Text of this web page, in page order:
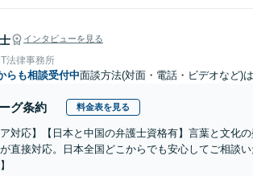
インタビューを見る
法律事務所
らも相談受付中面談方法(対面・電話・ビデオなど)
グ条約 料金表を見る
ア対応】【日本と中国の弁護士資格有】言葉と文化
直接対応。日本全国どこからでも安心してご相談